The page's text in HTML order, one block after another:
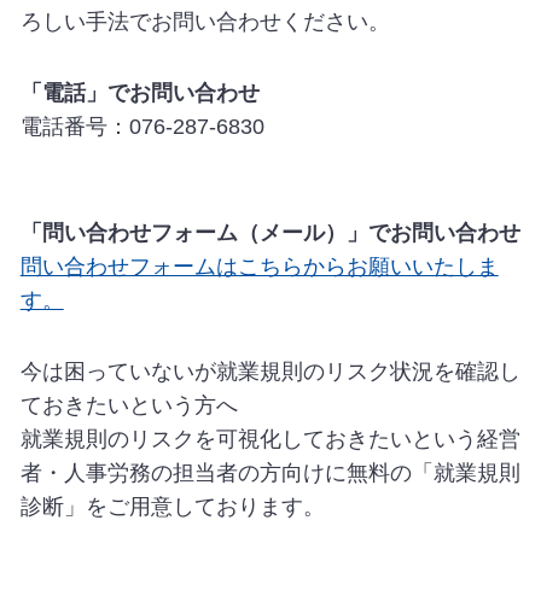
ろしい手法でお問い合わせください。
「電話」でお問い合わせ
電話番号：076-287-6830
「問い合わせフォーム（メール）」でお問い合わせ
問い合わせフォームはこちらからお願いいたしま
す。
今は困っていないが就業規則のリスク状況を確認し
ておきたいという方へ
就業規則のリスクを可視化しておきたいという経営
者・人事労務の担当者の方向けに無料の「就業規則
診断」をご用意しております。